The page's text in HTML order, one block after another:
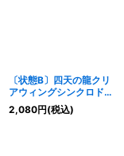
〔状態B〕四天の龍クリ
アウィングシンクロドラ
ゴン【OFプリズマティ
ックシークレット】
2,080円(税込)